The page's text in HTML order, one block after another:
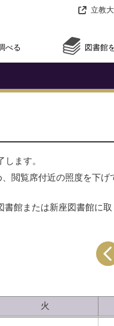
立教
べる 図書館
ます。
閲覧席付近の照度を下
館または新座図書館に取
火